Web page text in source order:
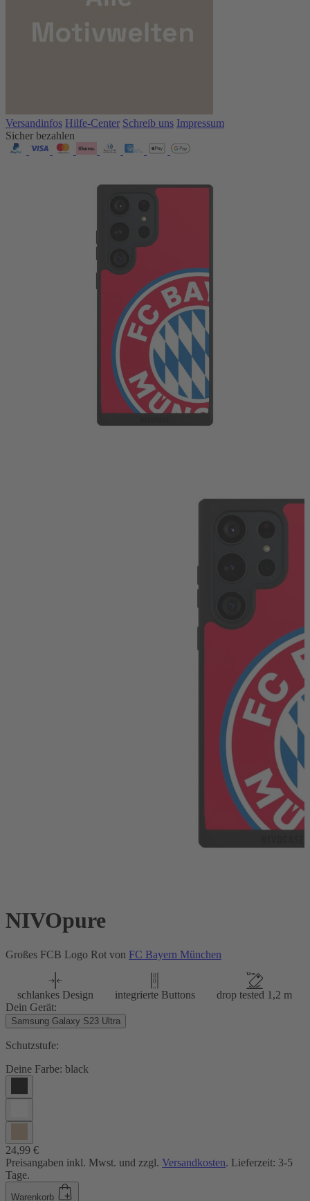
Versandinfos Hilfe-Center Schreib uns Impressum
Sicher bezahlen
NIVOpure
Großes FCB Logo Rot von FC Bayern München
schlankes Design integrierte Buttons
drop tested 1,2 m
Dein Gerät:
Samsung Galaxy S23 Ultra
Schutzstufe:
Deine Farbe: black
24,99 €
Preisangaben inkl. Mwst. und zzgl. Versandkosten. Lieferzeit: 3-5
Tage.
Warenkorb